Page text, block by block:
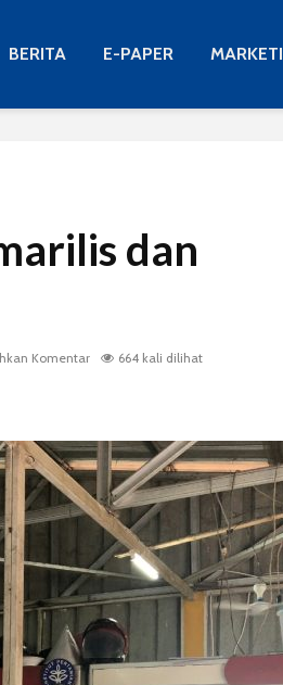
BERITA E-PAPER
dan
Komentar
664 kali dilihat